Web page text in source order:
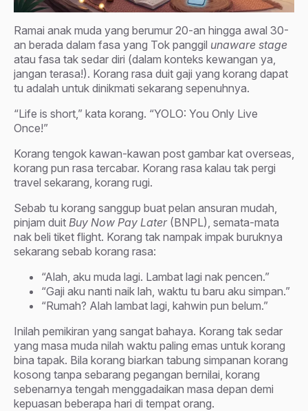
Ramai anak muda yang berumur 20-an hingga awal 30-
an berada dalam fasa yang Tok panggil unaware stage
atau fasa tak sedar diri (dalam konteks kewangan ya,
jangan terasa!). Korang rasa duit gaji yang korang dapat
tu adalah untuk dinikmati sekarang sepenuhnya.
“Life is short,” kata korang. “YOLO: You Only Live
Once!”
Korang tengok kawan-kawan post gambar kat overseas,
korang pun rasa tercabar. Korang rasa kalau tak pergi
travel sekarang, korang rugi.
Sebab tu korang sanggup buat pelan ansuran mudah,
pinjam duit Buy Now Pay Later(BNPL), semata-mata
nak beli tiket flight. Korang tak nampak impak buruknya
sekarang sebab korang rasa:
“Alah, aku muda lagi. Lambat lagi nak pencen.”
“Gaji aku nanti naik lah, waktu tu baru aku simpan.”
“Rumah? Alah lambat lagi, kahwin pun belum.”
Inilah pemikiran yang sangat bahaya. Korang tak sedar
yang masa muda nilah waktu paling emas untuk korang
bina tapak. Bila korang biarkan tabung simpanan korang
kosong tanpa sebarang pegangan bernilai, korang
sebenarnya tengah menggadaikan masa depan demi
kepuasan beberapa hari di tempat orang.